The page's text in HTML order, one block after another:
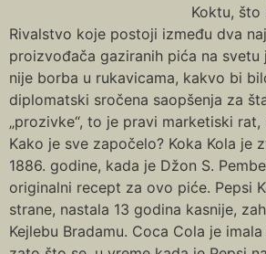
Koktu, što
Rivalstvo koje postoji između dva
proizvođača gaziranih pića na svetu
nije borba u rukavicama, kakvo bi
diplomatski sročena saopšenja za
„prozivke“, to je pravi marketiski
Kako je sve započelo? Koka Kola je
1886. godine, kada je Džon S.
originalni recept za ovo piće. Pepsi
strane, nastala 13 godina kasnije,
Kejlebu Bradamu. Coca Cola je